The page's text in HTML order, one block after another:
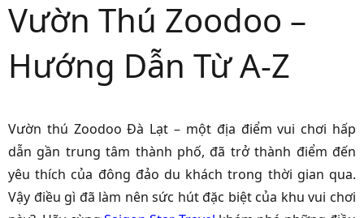
Vườn Thú Zoodoo –
Hướng Dẫn Từ A-Z
Vườn thú Zoodoo Đà Lạt – một địa điểm vui chơi hấp
dẫn gần trung tâm thành phố, đã trở thành điểm đến
yêu thích của đông đảo du khách trong thời gian qua.
Vậy điều gì đã làm nên sức hút đặc biệt của khu vui chơi